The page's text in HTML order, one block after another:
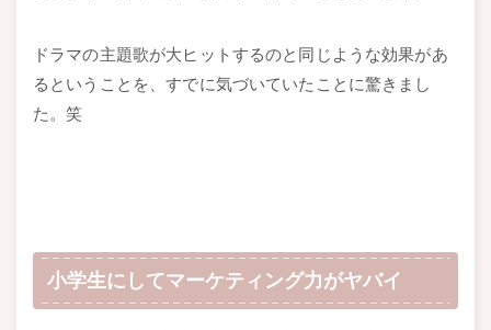
ドラマの主題歌が大ヒットするのと同じような効果があ
るということを、すでに気づいていたことに驚きまし
た。笑
小学生にしてマーケティング力がヤバイ